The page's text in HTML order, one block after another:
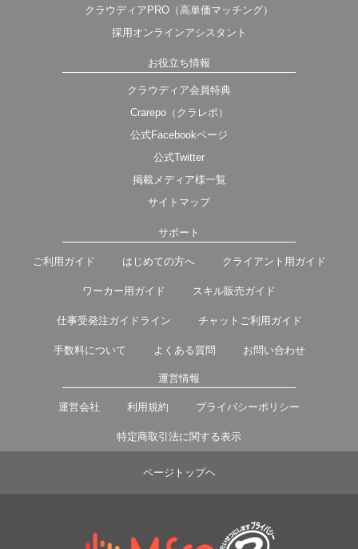
クラウディアPRO（高単価マッチング）
採用オンラインアシスタント
お役立ち情報
クラウディア会員特典
Crarepo（クラレポ）
公式Facebookページ
公式Twitter
掲載メディア様一覧
サイトマップ
サポート
ご利用ガイド はじめての方へ クライアント用ガイド
ワーカー用ガイド スキル販売ガイド
仕事受発注ガイドライン チャットご利用ガイド
手数料について よくある質問 お問い合わせ
運営情報
運営会社 利用規約 プライバシーポリシー
特定商取引法に関する表示
ページトップヘ